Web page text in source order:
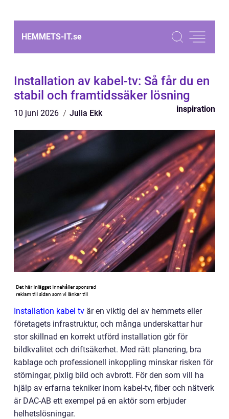
HEMMETS-IT.se
Installation av kabel-tv: Så får du en
stabil och framtidssäker lösning
10 juni 2026 Julia Ekk inspiration
Installation kabel tv är en viktig del av hemmets eller
företagets infrastruktur, och många underskattar hur
stor skillnad en korrekt utförd installation gör för
bildkvalitet och driftsäkerhet. Med rätt planering, bra
kablage och professionell inkoppling minskar risken för
störningar, pixlig bild och avbrott. För den som vill ha
hjälp av erfarna tekniker inom kabel-tv, fiber och nätverk
är DAC-AB ett exempel på en aktör som erbjuder
helhetslösningar.